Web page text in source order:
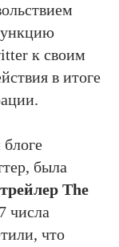
к своим
в итоге
была
трейлер The
числа
что